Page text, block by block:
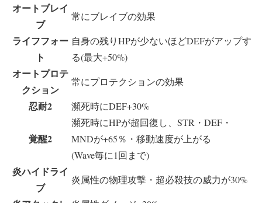
オートブレイ
ブ
常にブレイブの効果
ライフフォー
ト
自身の残りHPが少ないほどDEFがアップす
る(最大+50%)
オートプロテ
クション
常にプロテクションの効果
忍耐2 瀕死時にDEF+30%
覚醒2
瀕死時にHPが超回復し、STR・DEF・
MNDが+65％・移動速度が上がる
(Wave毎に1回まで)
炎ハイドライ
ブ
炎属性の物理攻撃・超必殺技の威力が30%